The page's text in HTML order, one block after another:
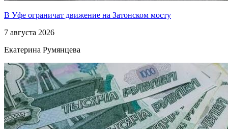
В Уфе ограничат движение на Затонском мосту
7 августа 2026
Екатерина Румянцева